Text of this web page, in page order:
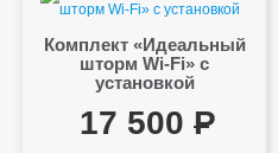
Комплект «Идеальный
шторм Wi-Fi» с
установкой
17 500